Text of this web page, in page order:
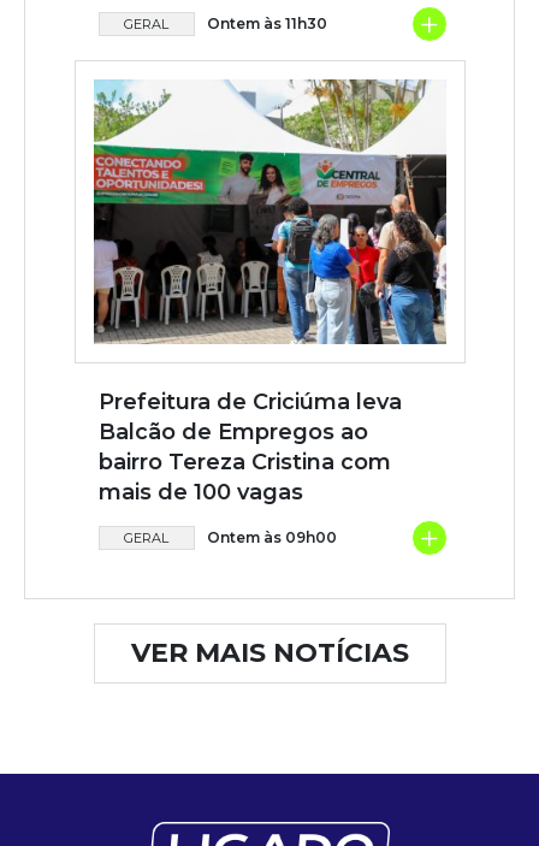
GERAL Ontem às 11h30 +
Prefeitura de Criciúma leva
Balcão de Empregos ao
bairro Tereza Cristina com
mais de 100 vagas
GERAL Ontem às 09h00 +
VER MAIS NOTÍCIAS